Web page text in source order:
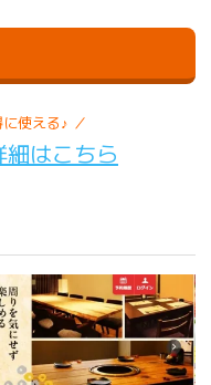
使える♪ ／
はこちら